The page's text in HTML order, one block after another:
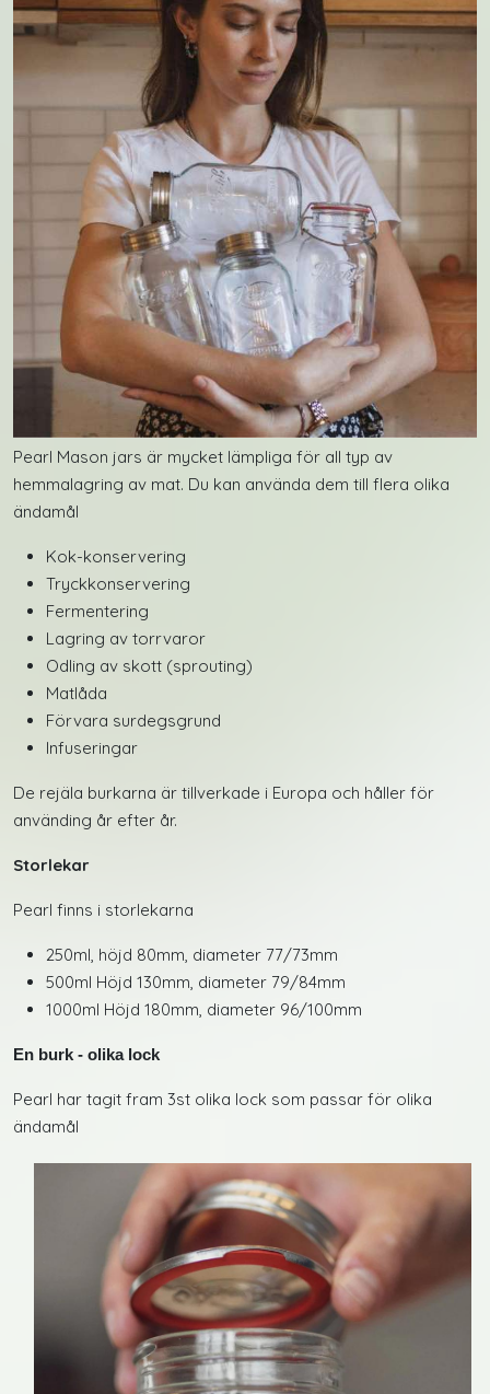
Pearl Mason jars är mycket lämpliga för all typ av
hemmalagring av mat. Du kan använda dem till flera olika
ändamål
Kok-konservering
Tryckkonservering
Fermentering
Lagring av torrvaror
Odling av skott (sprouting)
Matlåda
Förvara surdegsgrund
Infuseringar
De rejäla burkarna är tillverkade i Europa och håller för
använding år efter år.
Storlekar
Pearl finns i storlekarna
250ml, höjd 80mm, diameter 77/73mm
500ml Höjd 130mm, diameter 79/84mm
1000ml Höjd 180mm, diameter 96/100mm
En burk - olika lock
Pearl har tagit fram 3st olika lock som passar för olika
ändamål